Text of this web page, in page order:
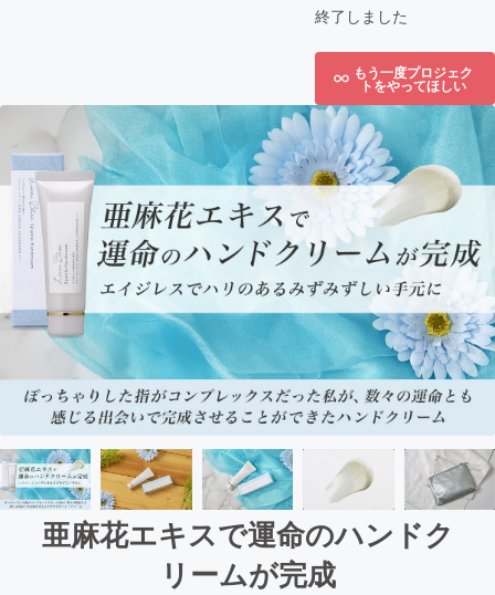
終了しました
もう一度プロジェク
トをやってほしい
亜麻花エキスで運命のハンドク
リームが完成